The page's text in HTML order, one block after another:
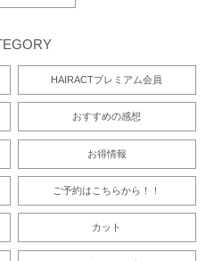
HAIRACTプレミアム会員
おすすめの感想
お得情報
ご予約はこちらから！！
カット